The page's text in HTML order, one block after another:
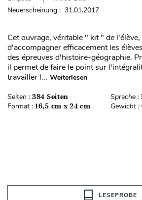
Neuerscheinung : 31.01.2017
Cet ouvrage, véritable " kit " de
d'accompagner efficacement les
des épreuves d'histoire-géographie.
il permet de faire le point sur
travailler l... Weiterlesen
Seiten : 384 Seiten Sprache :
Format : 16,5 cm x 24 cm Gewicht :
LESEPROBE